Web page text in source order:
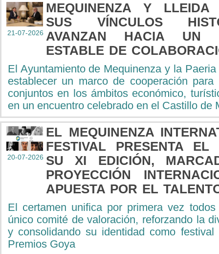
MEQUINENZA Y LLEIDA
SUS VÍNCULOS
AVANZAN HACIA UN
ESTABLE DE
21-07-2026
El Ayuntamiento de Mequinenza y la
establecer un marco de cooperación para
conjuntos en los ámbitos económico,
en un encuentro celebrado en el Castillo de
EL MEQUINENZA
FESTIVAL PRESENTA EL
SU XI EDICIÓN,
PROYECCIÓN
APUESTA POR EL
20-07-2026
El certamen unifica por primera vez
único comité de valoración, reforzando la
y consolidando su identidad como festival
Premios Goya